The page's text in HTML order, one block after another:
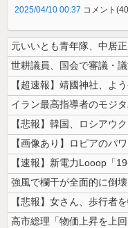
2025/04/10 00:37 コメント
元いいとも青年隊、中居
【超速報】靖國神社、よ
【悲報】韓国、ロシアウ